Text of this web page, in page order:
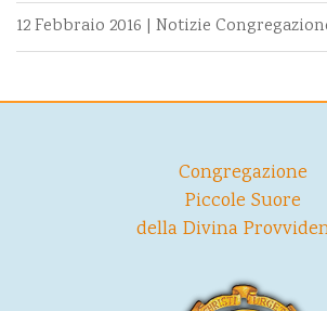
12 Febbraio 2016 | Notizie
Congregazione
Piccole Suore
della Divina